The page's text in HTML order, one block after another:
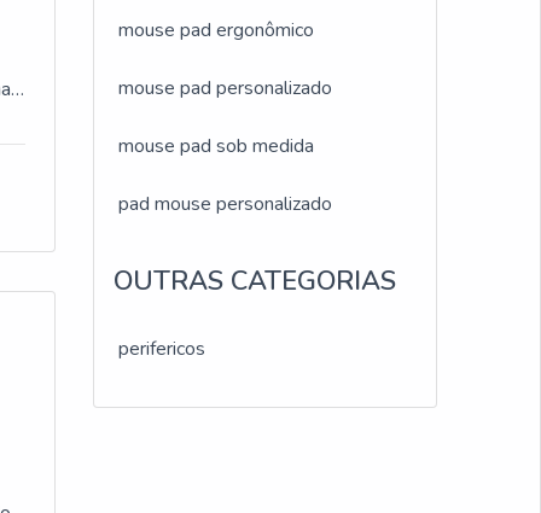
mouse pad ergonômico
mouse pad personalizado
mouse pad sob medida
pad mouse personalizado
OUTRAS CATEGORIAS
perifericos